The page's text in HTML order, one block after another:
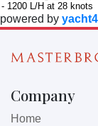
- 1200 L/H at 28 knots
powered by
Company
Home